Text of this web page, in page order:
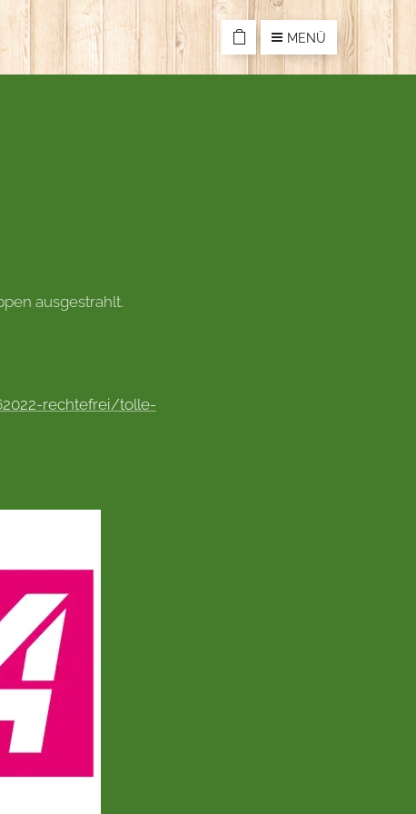
MENÜ
ausgestrahlt.
rechtefrei/tolle-